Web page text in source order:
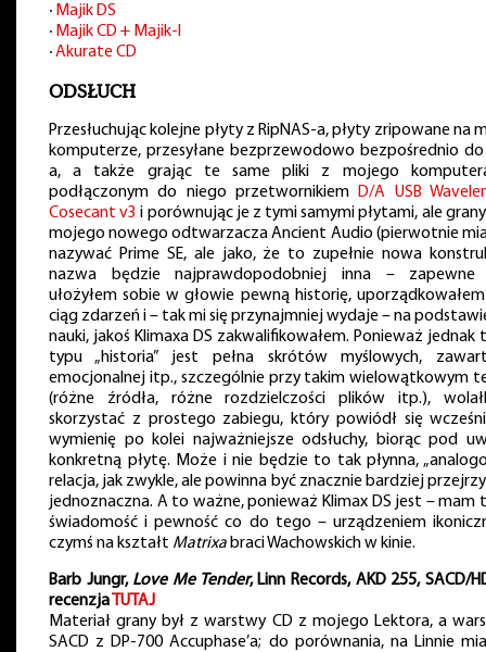
∙ Majik DS
∙ Majik CD + Majik-I
∙Akurate CD
ODSŁUCH
Przesłuchując kolejne płyty z RipNAS-a, płyty zripowane na
komputerze, przesyłane bezprzewodowo bezpośrednio do
a, a także grając te same pliki z mojego
podłączonym do niego przetwornikiem
D/A USB
Cosecant v3 i porównując je z tymi samymi płytami, ale
mojego nowego odtwarzacza Ancient Audio (pierwotnie
nazywać Prime SE, ale jako, że to zupełnie nowa
nazwa będzie najprawdopodobniej inna – zapewne
ułożyłem sobie w głowie pewną historię,
ciąg zdarzeń i – tak mi się przynajmniej wydaje – na
nauki, jakoś Klimaxa DS zakwalifikowałem. Ponieważ jednak
typu „historia” jest pełna skrótów myślowych,
emocjonalnej itp., szczególnie przy takim wielowątkowym
(różne źródła, różne rozdzielczości plików itp.),
skorzystać z prostego zabiegu, który powiódł się
wymienię po kolei najważniejsze odsłuchy, biorąc pod
konkretną płytę. Może i nie będzie to tak płynna,
relacja, jak zwykle, ale powinna być znacznie bardziej
jednoznaczna. A to ważne, ponieważ Klimax DS jest – mam
świadomość i pewność co do tego – urządzeniem
czymś na kształt Matrixa braci Wachowskich w kinie.
Barb Jungr, Love Me Tender, Linn Records, AKD 255, SACD/
recenzjaTUTAJ
Materiał grany był z warstwy CD z mojego Lektora, a
SACD z DP-700 Accuphase’a; do porównania, na Linnie